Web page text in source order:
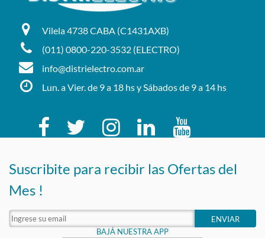
Vilela 4738 CABA (C1431AXB)
(011) 0800-220-3532 (ELECTRO)
info@distrielectro.com.ar
Lun. a Vier. de 9 a 18 hs y Sábados de 9 a 14 hs
Suscribite para recibir las Ofertas del
Mes !
ENVIAR
BAJÁ NUESTRA APP